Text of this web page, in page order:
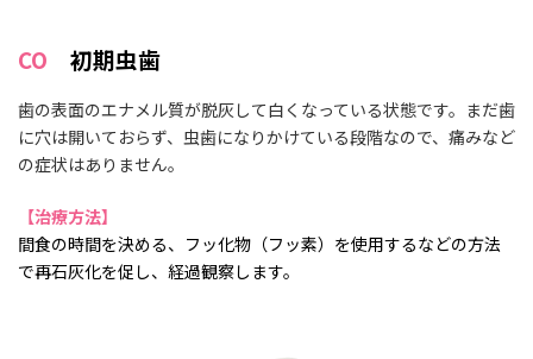
CO 初期虫歯
歯の表面のエナメル質が脱灰して白くなっている状態です。まだ歯
に穴は開いておらず、虫歯になりかけている段階なので、痛みなど
の症状はありません。
【治療方法】
間食の時間を決める、フッ化物（フッ素）を使用するなどの方法
で再石灰化を促し、経過観察します。